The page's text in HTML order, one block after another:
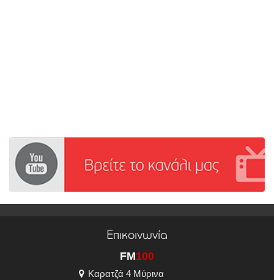
Επικοινωνία
FM100
Καρατζά 4 Μύρινα